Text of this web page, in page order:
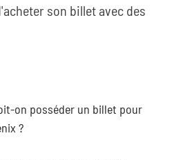
son billet avec des
on posséder un billet pour
?